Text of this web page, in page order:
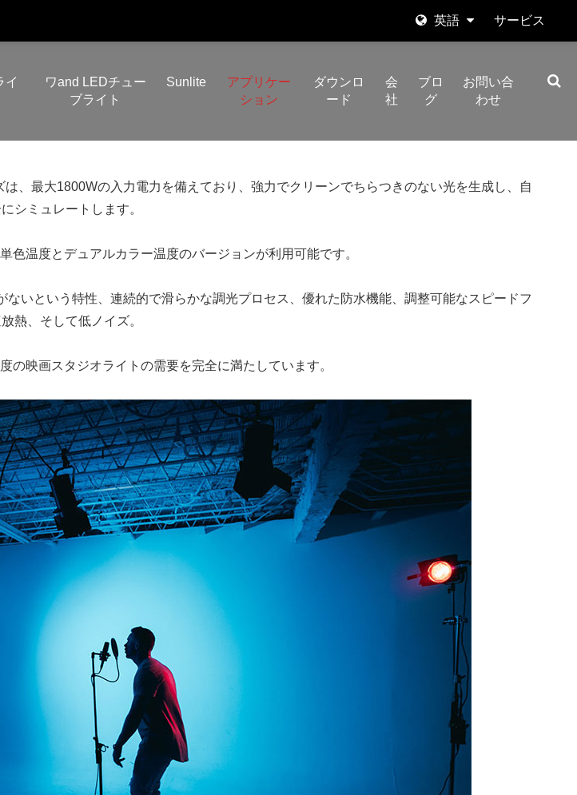
サービス
英語
日本語
イ
ワand LEDチュー
ブライト
Sunlite
アプリケー
ション
ダウンロ
ード
会
社
ブロ
グ
お問い合
わせ
、最大1800Wの入力電力を備えており、強力でクリーンでちらつきのない光を生成し、自
シミュレートします。
色温度とデュアルカラー温度のバージョンが利用可能です。
いという特性、連続的で滑らかな調光プロセス、優れた防水機能、調整可能なスピードフ
熱、そして低ノイズ。
の映画スタジオライトの需要を完全に満たしています。